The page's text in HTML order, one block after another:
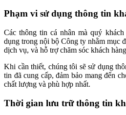
Phạm vi sử dụng thông tin
Các thông tin cá nhân mà quý
dụng trong nội bộ Công ty nhằm mục
dịch vụ, và hỗ trợ chăm sóc khách
Khi cần thiết, chúng tôi sẽ sử dụng
tin đã cung cấp, đảm bảo mang đến
chất lượng và phù hợp nhất.
Thời gian lưu trữ thông tin